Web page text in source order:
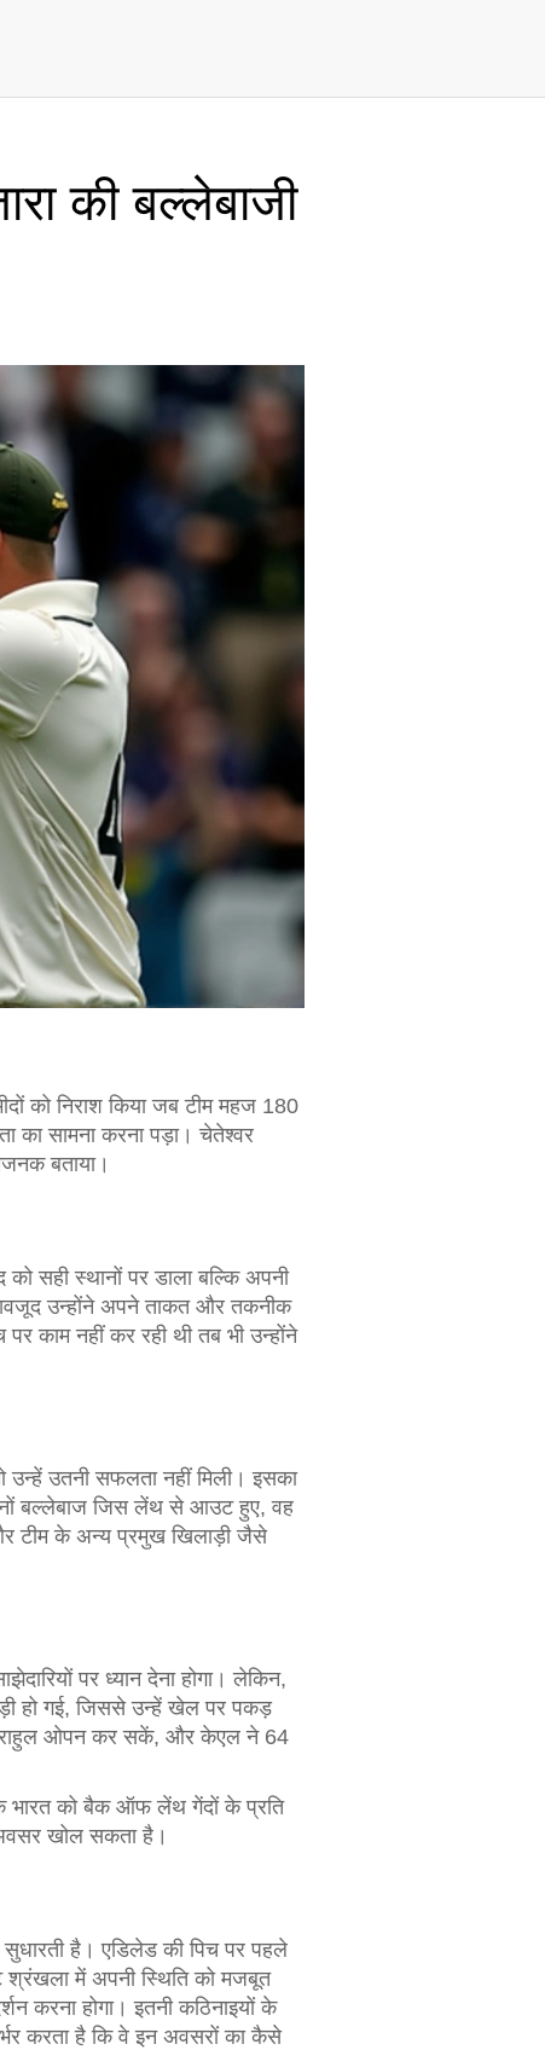
की बल्लेबाजी
को निराश किया जब टीम महज 180
का सामना करना पड़ा। चेतेश्वर
बताया।
सही स्थानों पर डाला बल्कि अपनी
उन्होंने अपने ताकत और तकनीक
काम नहीं कर रही थी तब भी उन्होंने
उन्हें उतनी सफलता नहीं मिली। इसका
बल्लेबाज जिस लेंथ से आउट हुए, वह
टीम के अन्य प्रमुख खिलाड़ी जैसे
पर ध्यान देना होगा। लेकिन,
हो गई, जिससे उन्हें खेल पर पकड़
राहुल ओपन कर सकें, और केएल ने 64
भारत को बैक ऑफ लेंथ गेंदों के प्रति
खोल सकता है।
है। एडिलेड की पिच पर पहले
श्रंखला में अपनी स्थिति को मजबूत
करना होगा। इतनी कठिनाइयों के
करता है कि वे इन अवसरों का कैसे